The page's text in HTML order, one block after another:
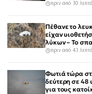
πριν από 30 λεπτά
Πέθανε το
είχαν
λύκων – Το
πριν από 43 λεπτά
Φωτιά τώρα
δεύτερη σε 48
για τους